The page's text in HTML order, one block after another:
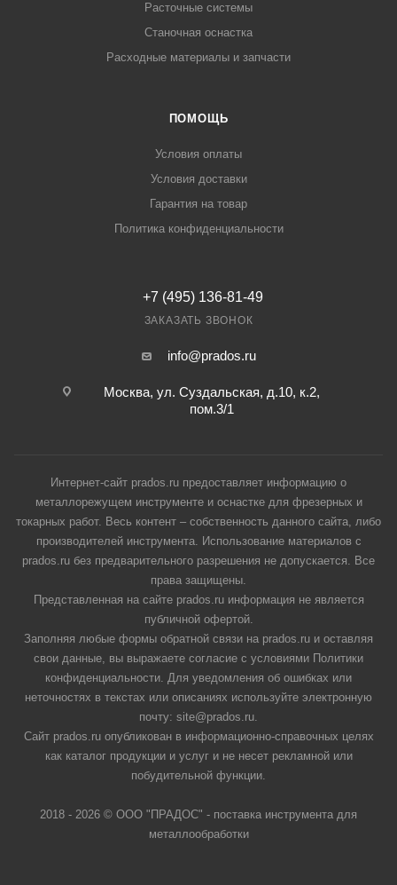
Расточные системы
Станочная оснастка
Расходные материалы и запчасти
ПОМОЩЬ
Условия оплаты
Условия доставки
Гарантия на товар
Политика конфиденциальности
+7 (495) 136-81-49
ЗАКАЗАТЬ ЗВОНОК
info@prados.ru
Москва, ул. Суздальская, д.10, к.2,
пом.3/1
Интернет-сайт prados.ru предоставляет информацию о
металлорежущем инструменте и оснастке для фрезерных и
токарных работ. Весь контент – собственность данного сайта, либо
производителей инструмента. Использование материалов с
prados.ru без предварительного разрешения не допускается. Все
права защищены.
Представленная на сайте prados.ru информация не является
публичной офертой.
Заполняя любые формы обратной связи на prados.ru и оставляя
свои данные, вы выражаете согласие с условиями Политики
конфиденциальности. Для уведомления об ошибках или
неточностях в текстах или описаниях используйте электронную
почту: site@prados.ru.
Сайт prados.ru опубликован в информационно-справочных целях
как каталог продукции и услуг и не несет рекламной или
побудительной функции.
2018 - 2026 © ООО "ПРАДОС" - поставка инструмента для
металлообработки